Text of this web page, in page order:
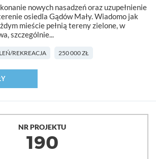
nowych nasadzeń oraz uzupełnienie
osiedla Gądów Mały. Wiadomo jak
mieście pełnią tereny zielone, w
szczególnie...
REKREACJA 250 000 ZŁ
NR PROJEKTU
190